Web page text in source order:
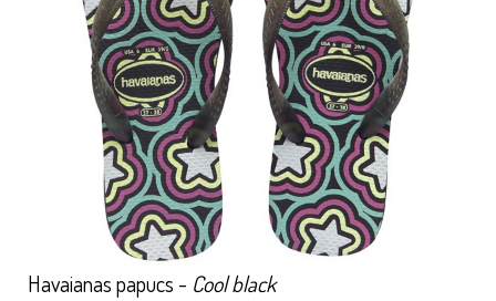
Havaianas papucs - Cool black